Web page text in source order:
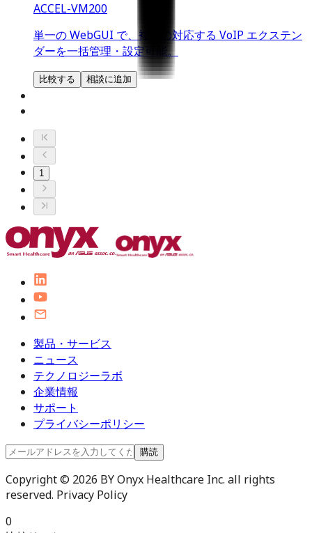
ACCEL-VM200
単一の WebGUI で、複数の対応する VoIP エクステン
ダーを一括管理・設定可能。
比較する 相談に追加
1
製品・サービス
ニュース
テクノロジーラボ
企業情報
サポート
プライバシーポリシー
購読
Copyright © 2026 BY Onyx Healthcare Inc. all rights
reserved. Privacy Policy
0